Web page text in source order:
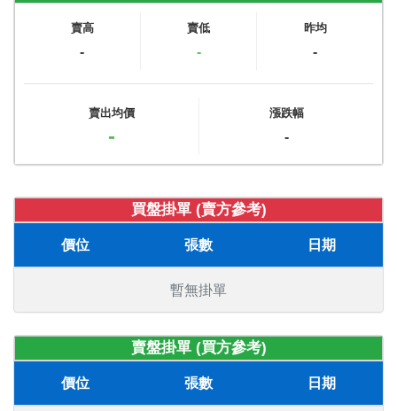
賣高
-
賣低
-
昨均
-
賣出均價
-
漲跌幅
-
買盤掛單 (賣方參考)
價位 張數 日期
暫無掛單
賣盤掛單 (買方參考)
價位 張數 日期